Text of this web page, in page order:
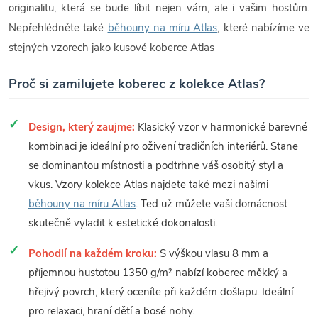
originalitu, která se bude líbit nejen vám, ale i vašim hostům.
Nepřehlédněte také běhouny na míru Atlas, které nabízíme ve
stejných vzorech jako kusové koberce Atlas
Proč si zamilujete koberec z kolekce Atlas?
Design, který zaujme: Klasický vzor v harmonické barevné
kombinaci je ideální pro oživení tradičních interiérů. Stane
se dominantou místnosti a podtrhne váš osobitý styl a
vkus. Vzory kolekce Atlas najdete také mezi našimi
běhouny na míru Atlas. Teď už můžete vaši domácnost
skutečně vyladit k estetické dokonalosti.
Pohodlí na každém kroku: S výškou vlasu 8 mm a
příjemnou hustotou 1350 g/m² nabízí koberec měkký a
hřejivý povrch, který oceníte při každém došlapu. Ideální
pro relaxaci, hraní dětí a bosé nohy.